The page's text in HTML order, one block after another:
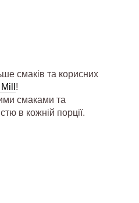
смаків та корисних
!
смаками та
в кожній порції.